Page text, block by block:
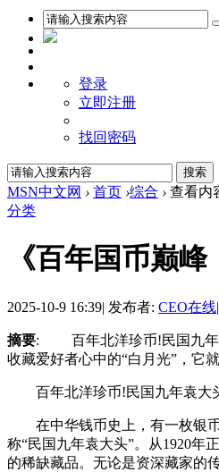
登录
立即注册
找回密码
MSN中文网 › 首页 ›综合 › 查看内
分类
《百年国币巅
2025-10-9 16:39| 发布者: CEO在线|
摘要: 百年北洋珍币!民国九年
收藏爱好者心中的“白月光”，它
百年北洋珍币!民国九年袁大
在中华钱币史上，有一枚银币
称“民国九年袁大头”。从1920年
的稀缺藏品。无论是资深藏家的